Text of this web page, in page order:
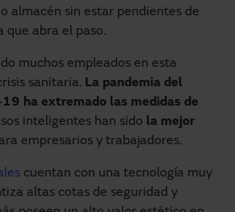
almacén sin estar pendientes de
que abra el paso.
muchos empleados en esta
sanitaria. La pandemia del
ha extremado las medidas de
inteligentes han sido la mejor
empresarios y trabajadores.
cuentan con una tecnología muy
altas cotas de seguridad y